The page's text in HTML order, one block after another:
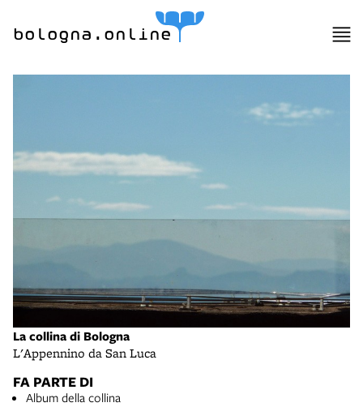
bologna.online
La collina di Bologna
L'Appennino da San Luca
FA PARTE DI
Album della collina